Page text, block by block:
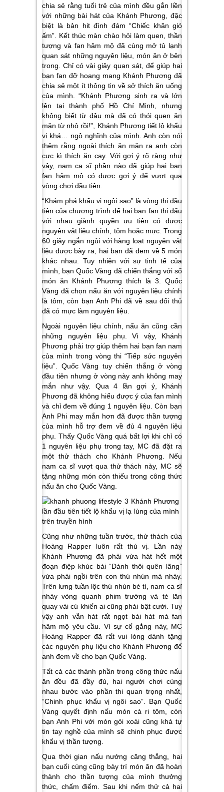
chia sẻ rằng tuổi trẻ của mình đều gắn liền
với những bài hát của Khánh Phương, đặc
biệt là bản hit đình đám “Chiếc khăn gió
ấm”. Kết thúc màn chào hỏi làm quen, thần
tượng và fan hâm mộ đã cùng mở tủ lạnh
quan sát những nguyên liệu, món ăn ở bên
trong. Chỉ có vài giây quan sát, để giúp hai
bạn fan đỡ hoang mang Khánh Phương đã
chia sẻ một ít thông tin về sở thích ăn uống
của mình. “Khánh Phương sinh ra và lớn
lên tại thành phố Hồ Chí Minh, nhưng
không biết từ đâu mà đã có thói quen ăn
mặn từ nhỏ rồi!”, Khánh Phương tiết lộ khẩu
vị khá… ngộ nghĩnh của mình. Anh còn nói
thêm rằng ngoài thích ăn mặn ra anh còn
cực kì thích ăn cay. Với gợi ý rõ ràng như
vậy, nam ca sĩ phần nào đã giúp hai bạn
fan hâm mộ có được gợi ý để vượt qua
vòng chơi đầu tiên.
“Khám phá khẩu vị ngôi sao” là vòng thi đầu
tiên của chương trình để hai bạn fan thi đấu
với nhau giành quyền ưu tiên có được
nguyên vật liệu chính, tôm hoặc mực. Trong
60 giây ngắn ngủi với hàng loạt nguyên vật
liệu được bày ra, hai bạn đã đem về 5 món
khác nhau. Tuy nhiên với sự tinh tế của
mình, bạn Quốc Vàng đã chiến thắng với số
món ăn Khánh Phương thích là 3. Quốc
Vàng đã chọn nấu ăn với nguyên liệu chính
là tôm, còn bạn Anh Phi đã về sau đối thủ
đã có mực làm nguyên liệu.
Ngoài nguyên liệu chính, nấu ăn cũng cần
những nguyên liệu phụ. Vì vậy, Khánh
Phương phải trợ giúp thêm hai bạn fan nam
của mình trong vòng thi “Tiếp sức nguyên
liệu”. Quốc Vàng tuy chiến thắng ở vòng
đầu tiên nhưng ở vòng này anh không may
mắn như vậy. Qua 4 lần gợi ý, Khánh
Phương đã không hiểu được ý của fan mình
và chỉ đem về đúng 1 nguyên liệu. Còn bạn
Anh Phi may mắn hơn đã được thần tượng
của mình hỗ trợ đem về đủ 4 nguyên liệu
phụ. Thấy Quốc Vàng quá bất lợi khi chỉ có
1 nguyên liệu phụ trong tay, MC đã đặt ra
một thử thách cho Khánh Phương. Nếu
nam ca sĩ vượt qua thử thách này, MC sẽ
tặng những món còn thiếu trong công thức
nấu ăn cho Quốc Vàng.
Cũng như những tuần trước, thử thách của
Hoàng Rapper luôn rất thú vị. Lần này
Khánh Phương đã phải vừa hát hết một
đoạn điệp khúc bài “Đành thôi quên lãng”
vừa phải ngồi trên con thú nhún mà nhảy.
Trên lưng tuần lộc thú nhún bé tí, nam ca sĩ
nhảy vòng quanh phim trường và té lăn
quay vài cú khiến ai cũng phải bật cười. Tuy
vậy anh vẫn hát rất ngọt bài hát mà fan
hâm mộ yêu cầu. Vì sự cố gắng này, MC
Hoàng Rapper đã rất vui lòng dành tặng
các nguyên phụ liệu cho Khánh Phương để
anh đem về cho bạn Quốc Vàng.
Tất cả các thành phần trong công thức nấu
ăn đều đã đầy đủ, hai người chơi cùng
nhau bước vào phần thi quan trọng nhất,
“Chinh phục khẩu vị ngôi sao”. Bạn Quốc
Vàng quyết định nấu món cà ri tôm, còn
bạn Anh Phi với món gỏi xoài cũng khá tự
tin tay nghề của mình sẽ chinh phục được
khẩu vị thần tượng.
Qua thời gian nấu nướng căng thẳng, hai
bạn cuối cùng cũng bày trí món ăn đã hoàn
thành cho thần tượng của mình thưởng
thức, chấm điểm. Sau khi nếm thử cả hai